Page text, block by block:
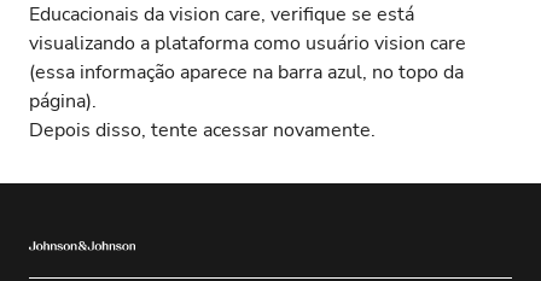
Educacionais da vision care, verifique se está
visualizando a plataforma como usuário vision care
(essa informação aparece na barra azul, no topo da
página).
Depois disso, tente acessar novamente.